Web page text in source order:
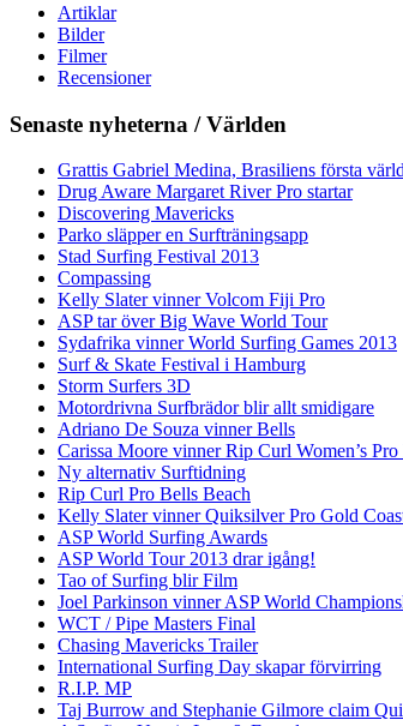
Artiklar
Bilder
Filmer
Recensioner
Senaste nyheterna / Världen
Grattis Gabriel Medina, Brasiliens första
Drug Aware Margaret River Pro startar
Discovering Mavericks
Parko släpper en Surfträningsapp
Stad Surfing Festival 2013
Compassing
Kelly Slater vinner Volcom Fiji Pro
ASP tar över Big Wave World Tour
Sydafrika vinner World Surfing Games 2013
Surf & Skate Festival i Hamburg
Storm Surfers 3D
Motordrivna Surfbrädor blir allt smidigare
Adriano De Souza vinner Bells
Carissa Moore vinner Rip Curl Women’s
Ny alternativ Surftidning
Rip Curl Pro Bells Beach
Kelly Slater vinner Quiksilver Pro Gold
ASP World Surfing Awards
ASP World Tour 2013 drar igång!
Tao of Surfing blir Film
Joel Parkinson vinner ASP World
WCT / Pipe Masters Final
Chasing Mavericks Trailer
International Surfing Day skapar förvirring
R.I.P. MP
Taj Burrow and Stephanie Gilmore claim